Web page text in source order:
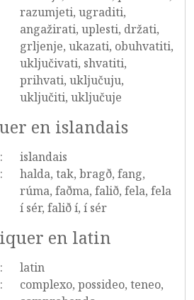
razumjeti, ugraditi,
angažirati, uplesti, držati,
grljenje, ukazati, obuhvatiti,
uključivati, shvatiti,
prihvati, uključuju,
uključiti, uključuje
en islandais
islandais
halda, tak, bragð, fang,
rúma, faðma, falið, fela, fela
í sér, falið í, í sér
en latin
latin
complexo, possideo, teneo,